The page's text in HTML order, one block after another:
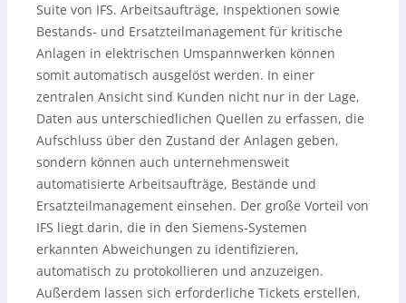
Suite von IFS. Arbeitsaufträge, Inspektionen sowie
Bestands- und Ersatzteilmanagement für kritische
Anlagen in elektrischen Umspannwerken können
somit automatisch ausgelöst werden. In einer
zentralen Ansicht sind Kunden nicht nur in der Lage,
Daten aus unterschiedlichen Quellen zu erfassen, die
Aufschluss über den Zustand der Anlagen geben,
sondern können auch unternehmensweit
automatisierte Arbeitsaufträge, Bestände und
Ersatzteilmanagement einsehen. Der große Vorteil von
IFS liegt darin, die in den Siemens-Systemen
erkannten Abweichungen zu identifizieren,
automatisch zu protokollieren und anzuzeigen.
Außerdem lassen sich erforderliche Tickets erstellen,